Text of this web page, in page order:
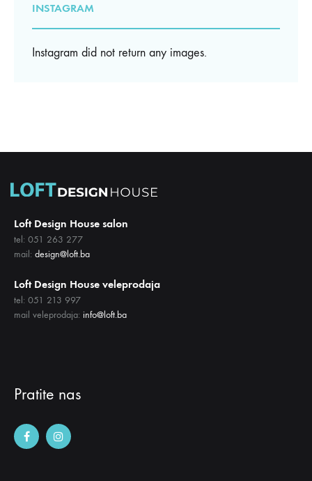
INSTAGRAM
Instagram did not return any images.
Loft Design House salon
tel: 051 263 277
mail: design@loft.ba
Loft Design House veleprodaja
tel: 051 213 997
mail veleprodaja: info@loft.ba
Pratite nas